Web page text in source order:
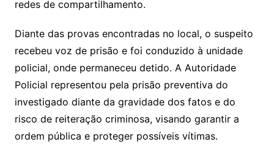
redes de compartilhamento.
Diante das provas encontradas no local, o suspeito
recebeu voz de prisão e foi conduzido à unidade
policial, onde permaneceu detido. A Autoridade
Policial representou pela prisão preventiva do
investigado diante da gravidade dos fatos e do
risco de reiteração criminosa, visando garantir a
ordem pública e proteger possíveis vítimas.